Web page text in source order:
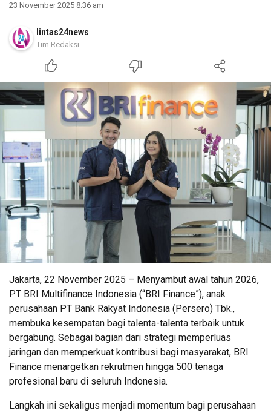
23 November 2025 8:36 am
lintas24news
Tim Redaksi
Jakarta, 22 November 2025 – Menyambut awal tahun 2026,
PT BRI Multifinance Indonesia (“BRI Finance”), anak
perusahaan PT Bank Rakyat Indonesia (Persero) Tbk.,
membuka kesempatan bagi talenta-talenta terbaik untuk
bergabung. Sebagai bagian dari strategi memperluas
jaringan dan memperkuat kontribusi bagi masyarakat, BRI
Finance menargetkan rekrutmen hingga 500 tenaga
profesional baru di seluruh Indonesia.
Langkah ini sekaligus menjadi momentum bagi perusahaan